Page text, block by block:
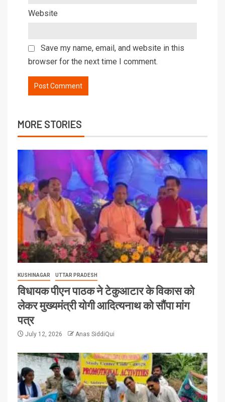
Website
Save my name, email, and website in this
browser for the next time I comment.
MORE STORIES
KUSHINAGAR UTTAR PRADESH
विधायक पीएन पाठक ने टेकुआटार के विकास को
लेकर मुख्यमंत्री योगी आदित्यनाथ को सौंपा मांग
पत्र
July 12, 2026 Anas SiddiQui